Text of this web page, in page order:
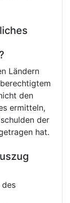
Ländern
den
ermitteln,
der
hat.